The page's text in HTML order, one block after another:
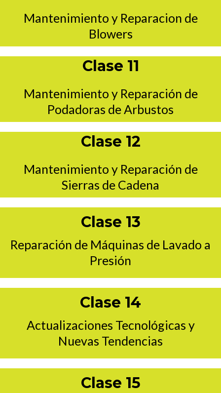
Mantenimiento y Reparacion de
Blowers
Clase 11
Mantenimiento y Reparación de
Podadoras de Arbustos
Clase 12
Mantenimiento y Reparación de
Sierras de Cadena
Clase 13
Reparación de Máquinas de Lavado a
Presión
Clase 14
Actualizaciones Tecnológicas y
Nuevas Tendencias
Clase 15